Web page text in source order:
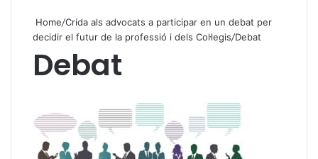
Home/Crida als advocats a participar en un debat per
decidir el futur de la professió i dels Col·legis/Debat
Debat